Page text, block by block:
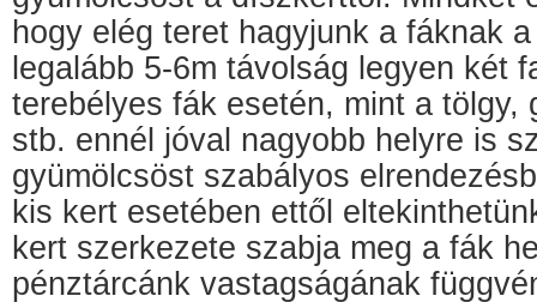
hogy elég teret hagyjunk a fáknak
legalább 5-6m távolság legyen két
terebélyes fák esetén, mint a tölgy,
stb. ennél jóval nagyobb helyre is
gyümölcsöst szabályos
kis kert esetében ettől
kert szerkezete szabja meg a fák
pénztárcánk vastagságának